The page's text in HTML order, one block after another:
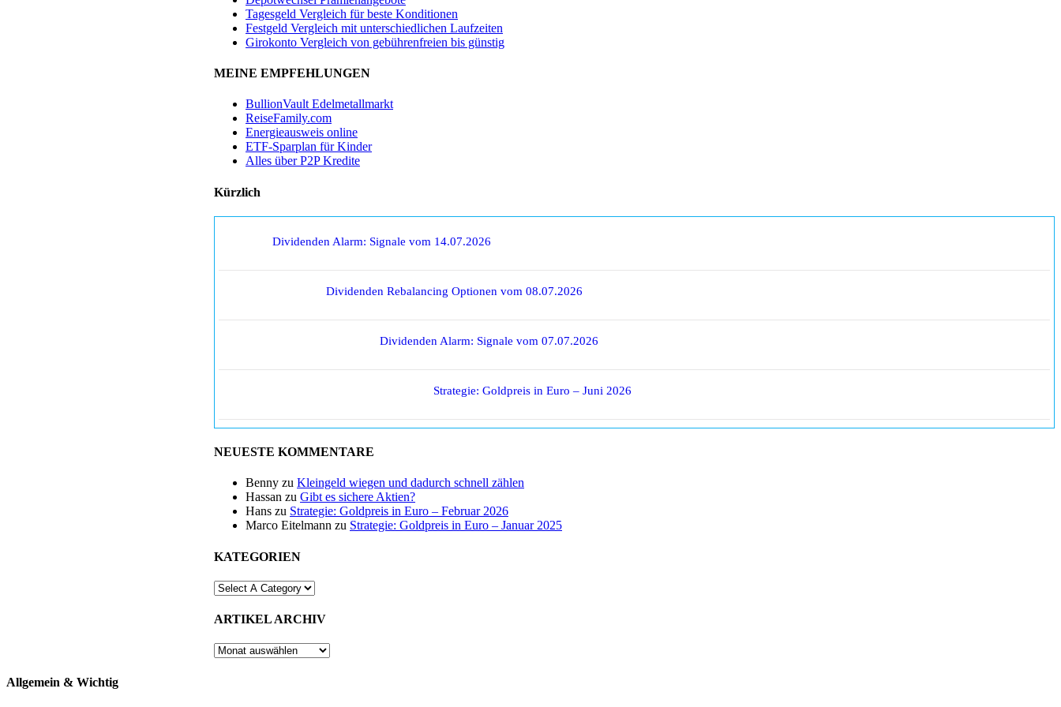
Tagesgeld Vergleich für beste Konditionen
Festgeld Vergleich mit unterschiedlichen Laufzeiten
Girokonto Vergleich von gebührenfreien bis günstig
MEINE EMPFEHLUNGEN
BullionVault Edelmetallmarkt
ReiseFamily.com
Energieausweis online
ETF-Sparplan für Kinder
Alles über P2P Kredite
Kürzlich
Dividenden Alarm: Signale vom 14.07.2026
Dividenden Rebalancing Optionen vom 08.07.2026
Dividenden Alarm: Signale vom 07.07.2026
Strategie: Goldpreis in Euro – Juni 2026
NEUESTE KOMMENTARE
Benny zu Kleingeld wiegen und dadurch schnell zählen
Hassan zu Gibt es sichere Aktien?
Hans zu Strategie: Goldpreis in Euro – Februar 2026
Marco Eitelmann zu Strategie: Goldpreis in Euro – Januar 2025
KATEGORIEN
ARTIKEL ARCHIV
ARTIKEL
Allgemein & Wichtig